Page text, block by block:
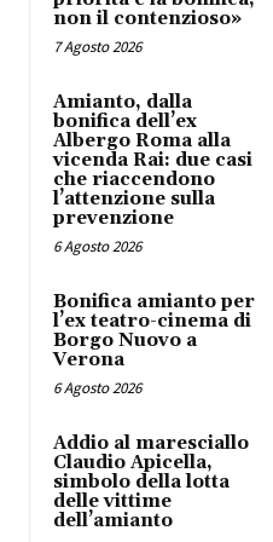
non il contenzioso»
7 Agosto 2026
Amianto, dalla
bonifica dell’ex
Albergo Roma alla
vicenda Rai: due casi
che riaccendono
l’attenzione sulla
prevenzione
6 Agosto 2026
Bonifica amianto per
l’ex teatro-cinema di
Borgo Nuovo a
Verona
6 Agosto 2026
Addio al maresciallo
Claudio Apicella,
simbolo della lotta
delle vittime
dell’amianto